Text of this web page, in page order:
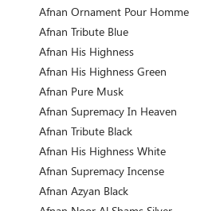
Afnan Ornament Pour Homme
Afnan Tribute Blue
Afnan His Highness
Afnan His Highness Green
Afnan Pure Musk
Afnan Supremacy In Heaven
Afnan Tribute Black
Afnan His Highness White
Afnan Supremacy Incense
Afnan Azyan Black